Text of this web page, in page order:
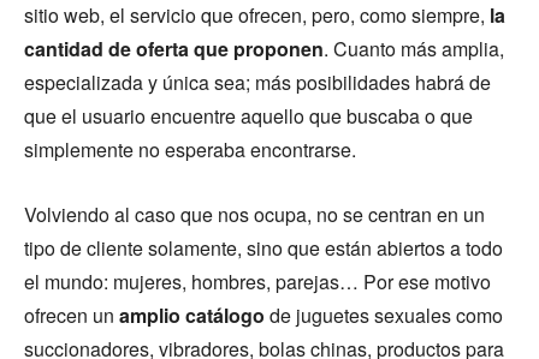
sitio web, el servicio que ofrecen, pero, como siempre, la
cantidad de oferta que proponen. Cuanto más amplia,
especializada y única sea; más posibilidades habrá de
que el usuario encuentre aquello que buscaba o que
simplemente no esperaba encontrarse.
Volviendo al caso que nos ocupa, no se centran en un
tipo de cliente solamente, sino que están abiertos a todo
el mundo: mujeres, hombres, parejas… Por ese motivo
ofrecen un amplio catálogo de juguetes sexuales como
succionadores, vibradores, bolas chinas, productos para